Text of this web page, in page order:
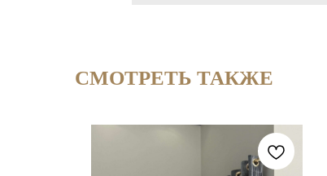
СМОТРЕТЬ ТАКЖЕ